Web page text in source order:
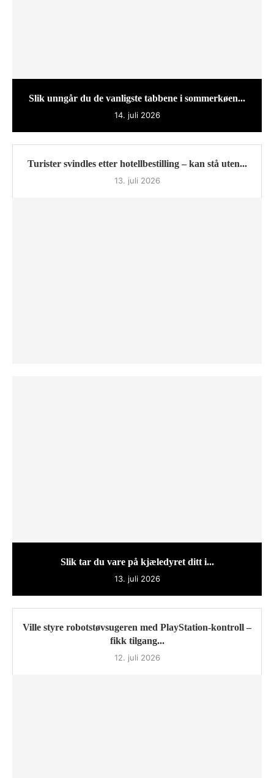
Slik unngår du de vanligste tabbene i sommerkøen...
14. juli 2026
Turister svindles etter hotellbestilling – kan stå uten...
13. juli 2026
Slik tar du vare på kjæledyret ditt i...
13. juli 2026
Ville styre robotstøvsugeren med PlayStation-kontroll –
fikk tilgang...
12. juli 2026